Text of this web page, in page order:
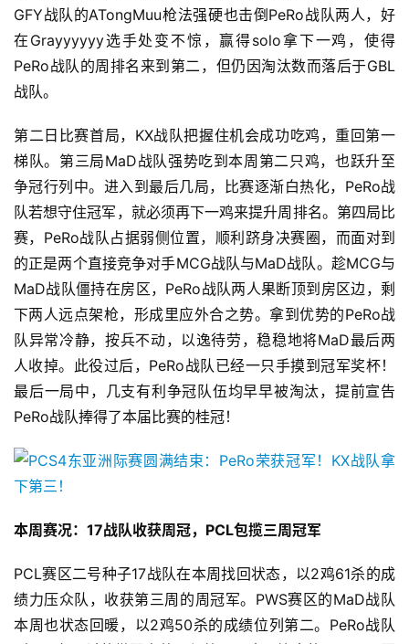
首
页
游
茶
原
创
游
戏
业
界
手
机
戏
单
机
游
戏
GFY战队的ATongMuu枪法强硬也击倒PeRo战队两人，好
在Grayyyyyy选手处变不惊，赢得solo拿下一鸡，使得
PeRo战队的周排名来到第二，但仍因淘汰数而落后于GBL
战队。
第二日比赛首局，KX战队把握住机会成功吃鸡，重回第一
梯队。第三局MaD战队强势吃到本周第二只鸡，也跃升至
争冠行列中。进入到最后几局，比赛逐渐白热化，PeRo战
队若想守住冠军，就必须再下一鸡来提升周排名。第四局比
赛，PeRo战队占据弱侧位置，顺利跻身决赛圈，而面对到
的正是两个直接竞争对手MCG战队与MaD战队。趁MCG与
MaD战队僵持在房区，PeRo战队两人果断顶到房区边，剩
下两人远点架枪，形成里应外合之势。拿到优势的PeRo战
队异常冷静，按兵不动，以逸待劳，稳稳地将MaD最后两
人收掉。此役过后，PeRo战队已经一只手摸到冠军奖杯！
最后一局中，几支有利争冠队伍均早早被淘汰，提前宣告
PeRo战队捧得了本届比赛的桂冠！
本周赛况：17战队收获周冠，PCL包揽三周冠军
PCL赛区二号种子17战队在本周找回状态，以2鸡61杀的成
绩力压众队，收获第三周的周冠军。PWS赛区的MaD战队
本周也状态回暖，以2鸡50杀的成绩位列第二。PeRo战队